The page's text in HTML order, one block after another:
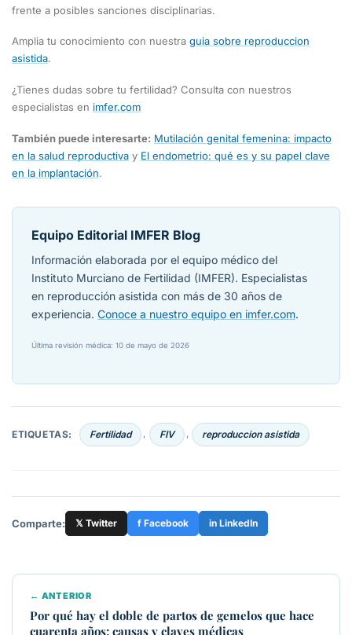
frente a posibles sanciones disciplinarias.
Amplia tu conocimiento con nuestra guia sobre reproduccion
asistida.
¿Tienes dudas sobre tu fertilidad? Consulta con nuestros
especialistas en imfer.com
También puede interesarte: Mutilación genital femenina: impacto
en la salud reproductiva y El endometrio: qué es y su papel clave
en la implantación.
Equipo Editorial IMFER Blog
Información elaborada por el equipo médico del
Instituto Murciano de Fertilidad (IMFER). Especialistas
en reproducción asistida con más de 30 años de
experiencia. Conoce a nuestro equipo en imfer.com.
Última revisión médica: 10 de mayo de 2026
ETIQUETAS: Fertilidad , FIV , reproduccion asistida
Comparte: 𝕏 Twitter f Facebook in LinkedIn
← ANTERIOR
Por qué hay el doble de partos de gemelos que hace
cuarenta años: causas y claves médicas